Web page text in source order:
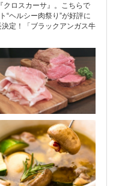
クロスカーサ』。こちらで
“ヘルシー肉祭り”が好評に
定！「ブラックアンガス牛